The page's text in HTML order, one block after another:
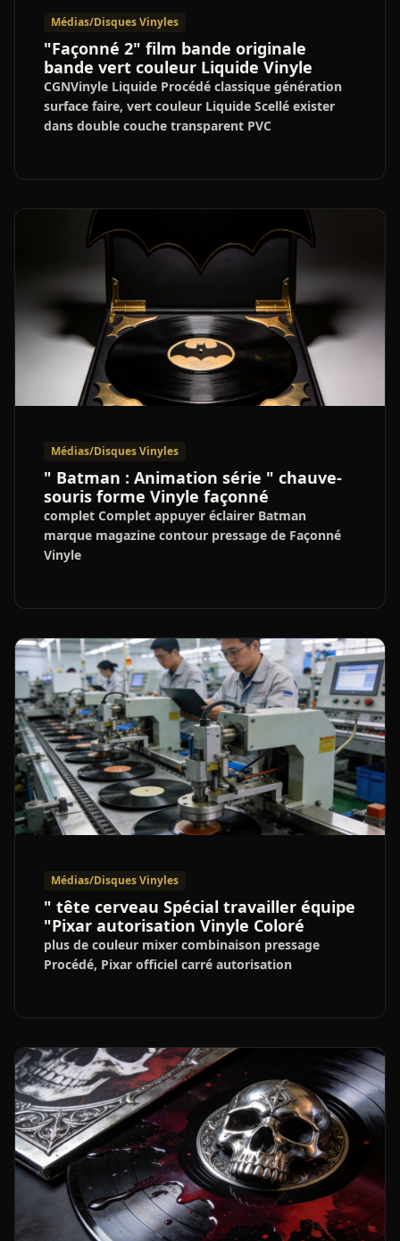
Médias/Disques Vinyles
"Façonné 2" film bande originale
bande vert couleur Liquide Vinyle
CGNVinyle Liquide Procédé classique génération
surface faire, vert couleur Liquide Scellé exister
dans double couche transparent PVC
Médias/Disques Vinyles
" Batman : Animation série " chauve-
souris forme Vinyle façonné
complet Complet appuyer éclairer Batman
marque magazine contour pressage de Façonné
Vinyle
Médias/Disques Vinyles
" tête cerveau Spécial travailler équipe
"Pixar autorisation Vinyle Coloré
plus de couleur mixer combinaison pressage
Procédé, Pixar officiel carré autorisation